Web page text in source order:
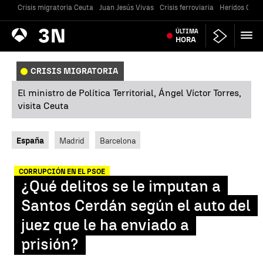
Crisis migratoria Ceuta Juan Jesús Vivas Crisis ferroviaria Heridos
Antena
3 Noticias ÚLTIMA
HORA
CRISIS MIGRATORIA
El ministro de Política Territorial, Ángel Víctor Torres,
visita Ceuta
España Madrid Barcelona
CORRUPCIÓN EN EL PSOE
¿Qué delitos se le imputan a
Santos Cerdán según el auto del
juez que le ha enviado a
prisión?